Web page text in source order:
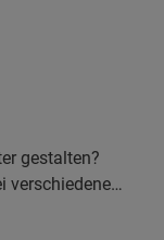
gestalten?
verschiedene
was eine